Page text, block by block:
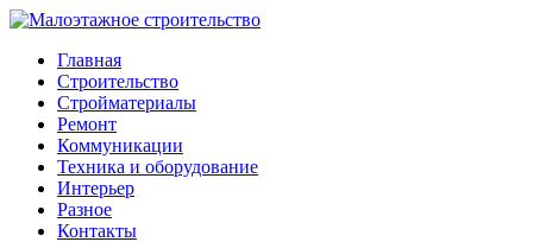
Главная
Строительство
Стройматериалы
Ремонт
Коммуникации
Техника и оборудование
Интерьер
Разное
Контакты